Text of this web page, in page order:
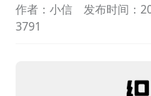
作者：小信 发布时间：
3791